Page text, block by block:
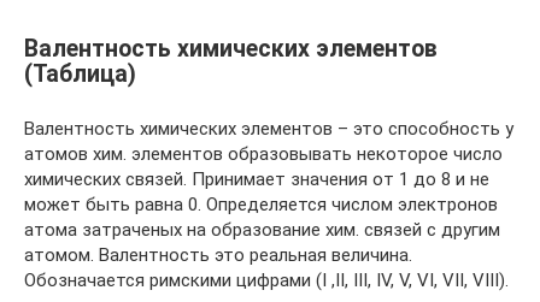
Валентность химических элементов
(Таблица)
Валентность химических элементов – это способность у
атомов хим. элементов образовывать некоторое число
химических связей. Принимает значения от 1 до 8 и не
может быть равна 0. Определяется числом электронов
атома затраченых на образование хим. связей с другим
атомом. Валентность это реальная величина.
Обозначается римскими цифрами (I ,II, III, IV, V, VI, VII, VIII).